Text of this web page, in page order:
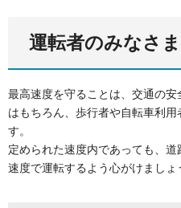
運転者のみなさ
最高速度を守ることは、交通の
はもちろん、歩行者や自転車利
す。
定められた速度内であっても、
速度で運転するよう心がけましょ